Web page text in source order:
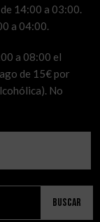
14:00 a 03:00.
a 04:00.
a 08:00 el
de 15€ por
No
Buscar